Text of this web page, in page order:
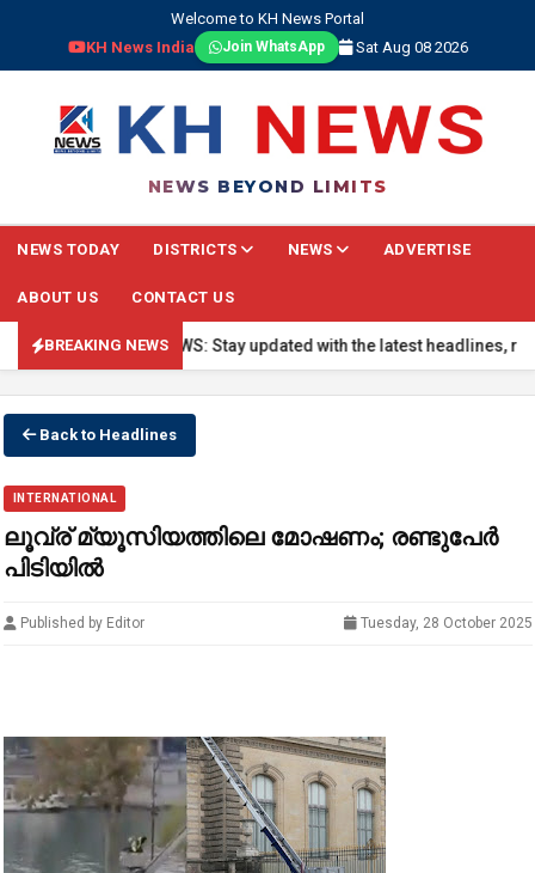
Welcome to KH News Portal
KH News India
Join WhatsApp Sat Aug 08 2026
NEWS BEYOND LIMITS
NEWS TODAY DISTRICTS NEWS ADVERTISE
ABOUT US CONTACT US
BREAKING NEWS
🔴 BREAKING NEWS: Stay updated with the latest headlines,
Back to Headlines
INTERNATIONAL
ലൂവ്ര് മ്യൂസിയത്തിലെ മോഷണം; രണ്ടുപേര്‍
പിടിയില്‍
Published by Editor Tuesday, 28 October 2025